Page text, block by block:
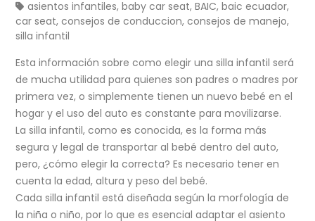
asientos infantiles,baby car seat,BAIC,baic ecuador,
car seat,consejos de conduccion,consejos de manejo,
silla infantil
Esta información sobre como elegir una silla infantil será
de mucha utilidad para quienes son padres o madres por
primera vez, o simplemente tienen un nuevo bebé en el
hogar y el uso del auto es constante para movilizarse.
La silla infantil, como es conocida, es la forma más
segura y legal de transportar al bebé dentro del auto,
pero, ¿cómo elegir la correcta? Es necesario tener en
cuenta la edad, altura y peso del bebé.
Cada silla infantil está diseñada según la morfología de
la niña o niño, por lo que es esencial adaptar el asiento